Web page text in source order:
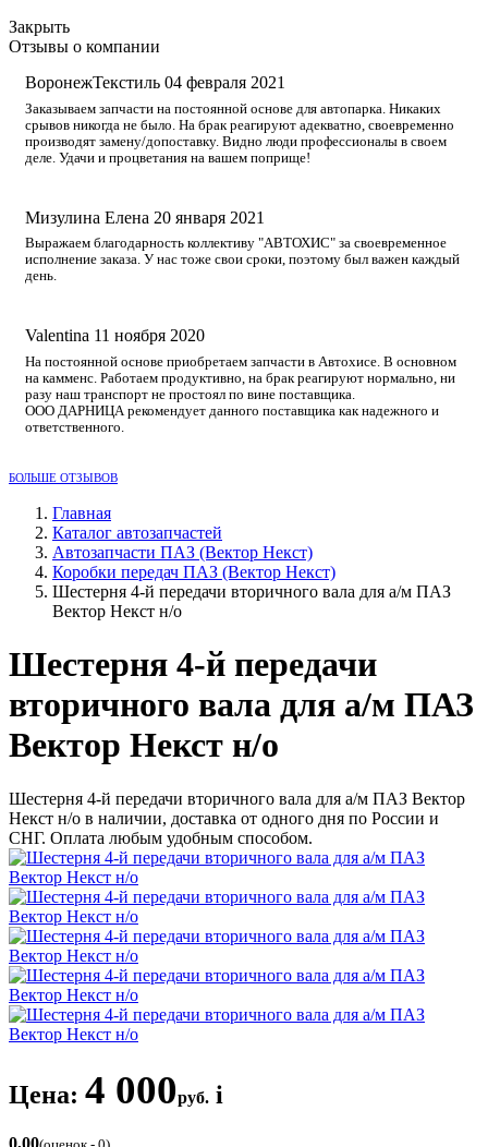
Закрыть
Отзывы о компании
ВоронежТекстиль 04 февраля 2021
Заказываем запчасти на постоянной основе для автопарка. Никаких
срывов никогда не было. На брак реагируют адекватно, своевременно
производят замену/допоставку. Видно люди профессионалы в своем
деле. Удачи и процветания на вашем поприще!
Мизулина Елена 20 января 2021
Выражаем благодарность коллективу "АВТОХИС" за своевременное
исполнение заказа. У нас тоже свои сроки, поэтому был важен каждый
день.
Valentina 11 ноября 2020
На постоянной основе приобретаем запчасти в Автохисе. В основном
на камменс. Работаем продуктивно, на брак реагируют нормально, ни
разу наш транспорт не простоял по вине поставщика.
ООО ДАРНИЦА рекомендует данного поставщика как надежного и
ответственного.
БОЛЬШЕ ОТЗЫВОВ
Главная
Каталог автозапчастей
Автозапчасти ПАЗ (Вектор Некст)
Коробки передач ПАЗ (Вектор Некст)
Шестерня 4-й передачи вторичного вала для а/м ПАЗ
Вектор Некст н/о
Шестерня 4-й передачи
вторичного вала для а/м ПАЗ
Вектор Некст н/о
Шестерня 4-й передачи вторичного вала для а/м ПАЗ Вектор
Некст н/о в наличии, доставка от одного дня по России и
СНГ. Оплата любым удобным способом.
Цена: 4 000руб. i